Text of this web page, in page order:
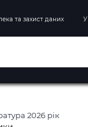
та захист даних
2026 рік